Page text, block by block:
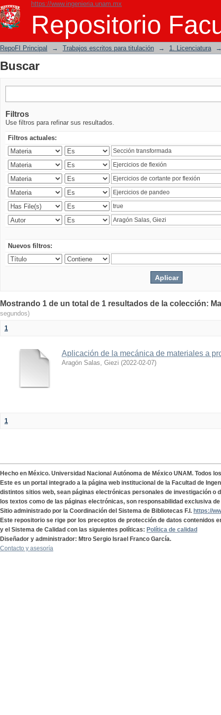
https://www.ingenieria.unam.mx
Repositorio
Buscar
RepoFI Principal → Trabajos escritos para titulación → 1. Licenciatura
Buscar
Filtros
Use filtros para refinar sus resultados.
Filtros actuales:
Nuevos filtros:
Mostrando 1 de un total de 1 resultados de la colección:
segundos)
1
Aplicación de la mecánica de materiales a
Aragón Salas, Giezi (2022-02-07)
1
Hecho en México. Universidad Nacional Autónoma de México UNAM. Todos
Este es un portal integrado a la página web institucional de la Facultad de
distintos sitios web, sean páginas electrónicas personales de investigación o
los textos como de las páginas electrónicas, son responsabilidad exclusiva
Sitio administrado por la Coordinación del Sistema de Bibliotecas F.I. https://
Este repositorio se rige por los preceptos de protección de datos contenidos
y el Sistema de Calidad con las siguientes políticas: Política de calidad
Diseñador y administrador: Mtro Sergio Israel Franco García.
Contacto y asesoría